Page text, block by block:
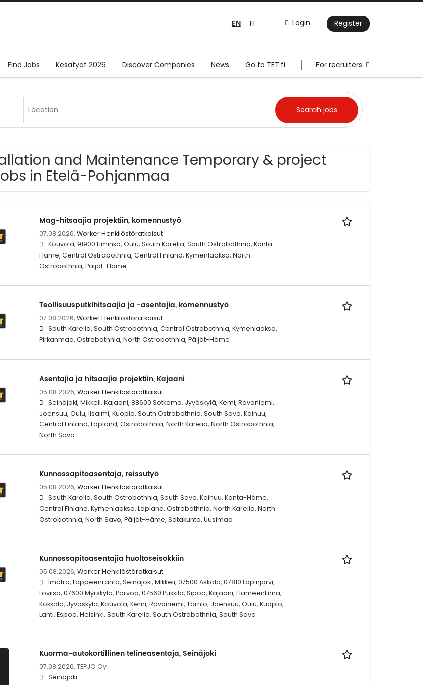
Login Register
EN FI
Find Jobs Kesätyöt 2026 Discover Companies News Go to TET.fi For recruiters
and Maintenance Temporary & project
in Etelä-Pohjanmaa
Mag-hitsaajia projektiin, komennustyö
07.08.2026, Worker Henkilöstöratkaisut
Kouvola, 91900 Liminka, Oulu, South Karelia, South Ostrobothnia, Kanta-
Häme, Central Ostrobothnia, Central Finland, Kymenlaakso, North
Ostrobothnia, Päijät-Häme
Teollisuusputkihitsaajia ja -asentajia, komennustyö
07.08.2026, Worker Henkilöstöratkaisut
South Karelia, South Ostrobothnia, Central Ostrobothnia, Kymenlaakso,
Pirkanmaa, Ostrobothnia, North Ostrobothnia, Päijät-Häme
Asentajia ja hitsaajia projektiin, Kajaani
05.08.2026, Worker Henkilöstöratkaisut
Seinäjoki, Mikkeli, Kajaani, 88600 Sotkamo, Jyväskylä, Kemi, Rovaniemi,
Joensuu, Oulu, Iisalmi, Kuopio, South Ostrobothnia, South Savo, Kainuu,
Central Finland, Lapland, Ostrobothnia, North Karelia, North Ostrobothnia,
North Savo
Kunnossapitoasentaja, reissutyö
05.08.2026, Worker Henkilöstöratkaisut
South Karelia, South Ostrobothnia, South Savo, Kainuu, Kanta-Häme,
Central Finland, Kymenlaakso, Lapland, Ostrobothnia, North Karelia, North
Ostrobothnia, North Savo, Päijät-Häme, Satakunta, Uusimaa
Kunnossapitoasentajia huoltoseisokkiin
05.08.2026, Worker Henkilöstöratkaisut
Imatra, Lappeenranta, Seinäjoki, Mikkeli, 07500 Askola, 07810 Lapinjärvi,
Loviisa, 07600 Myrskylä, Porvoo, 07560 Pukkila, Sipoo, Kajaani, Hämeenlinna,
Kokkola, Jyväskylä, Kouvola, Kemi, Rovaniemi, Tornio, Joensuu, Oulu, Kuopio,
Lahti, Espoo, Helsinki, South Karelia, South Ostrobothnia, South Savo
Kuorma-autokortillinen telineasentaja, Seinäjoki
07.08.2026, TEPJO Oy
Seinäjoki